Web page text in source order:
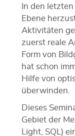
In den
Ebene
Aktivitäten
zuerst reale
Form von
hat schon
Hilfe von
überwinden.
Dieses
Gebiet der
Light, SQL)